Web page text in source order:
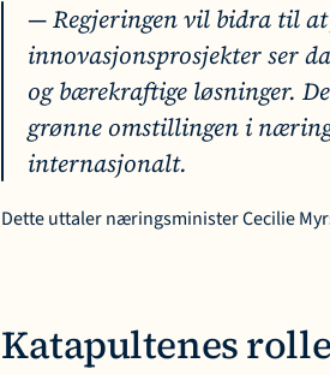
— Regjeringen vil bidra til at
innovasjonsprosjekter ser
og bærekraftige løsninger.
grønne omstillingen i
internasjonalt.
Dette uttaler næringsminister Cecilie
Katapultenes